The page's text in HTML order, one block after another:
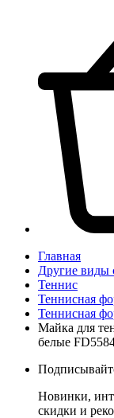
Главная
Другие виды
Теннис
Теннисная
Теннисная
Майка для
белые
Новинки,
скидки и